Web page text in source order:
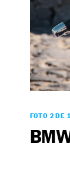
FOTO 2 DE